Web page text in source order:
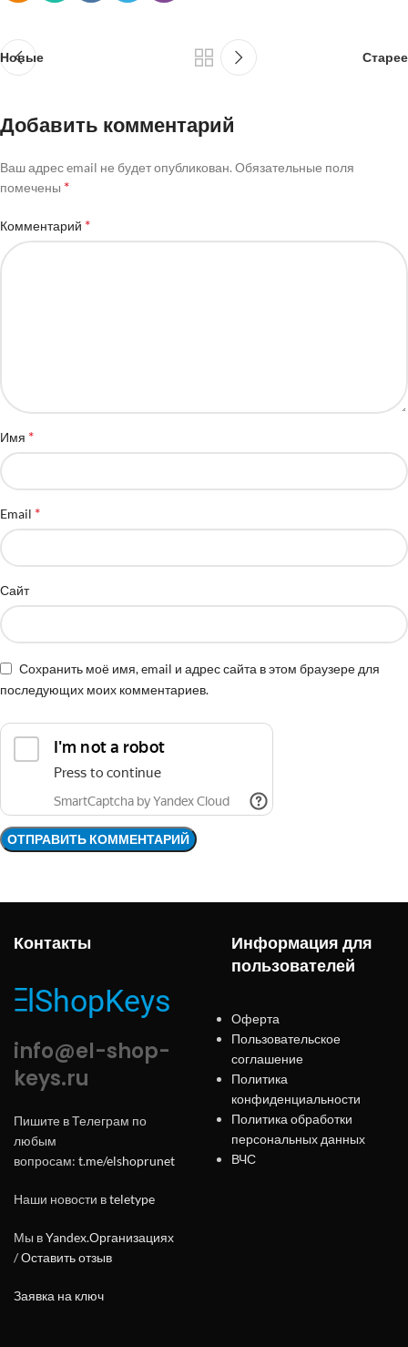
Новые Старее
Добавить комментарий
Ваш адрес email не будет опубликован. Обязательные поля
помечены *
Комментарий *
Имя *
Email *
Сайт
Сохранить моё имя, email и адрес сайта в этом браузере для
последующих моих комментариев.
Контакты
info@el-shop-
keys.ru
Пишите в Телеграм по
любым
вопросам: t.me/elshoprunet
Наши новости вteletype
Мы вYandex.Организациях
/Оставить отзыв
Заявка на ключ
Информация для
пользователей
Оферта
Пользовательское
соглашение
Политика
конфиденциальности
Политика обработки
персональных данных
ВЧС